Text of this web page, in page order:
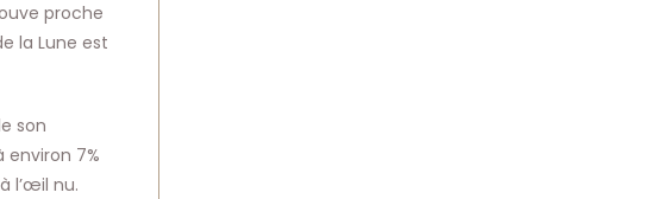
proche
la Lune est
son
7%
l’œil nu.